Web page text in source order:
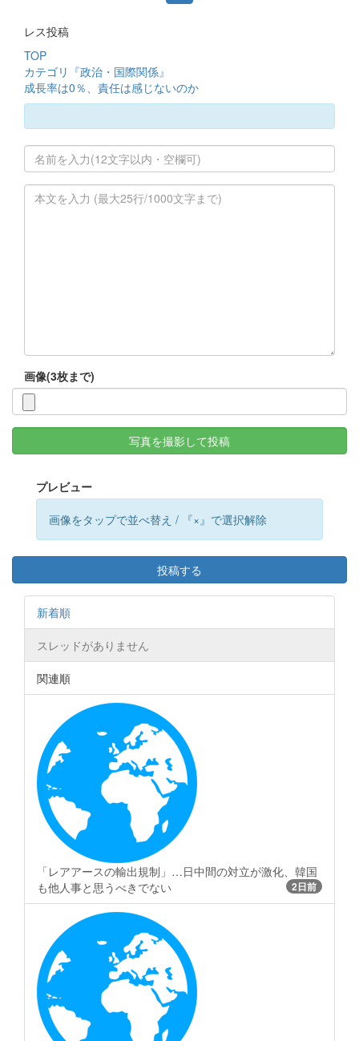
レス投稿
TOP
カテゴリ『政治・国際関係』
成長率は0％、責任は感じないのか
画像(3枚まで)
写真を撮影して投稿
プレビュー
画像をタップで並べ替え / 『×』で選択解除
投稿する
新着順
スレッドがありません
関連順
「レアアースの輸出規制」…日中間の対立が激化、韓国
も他人事と思うべきでない
2日前